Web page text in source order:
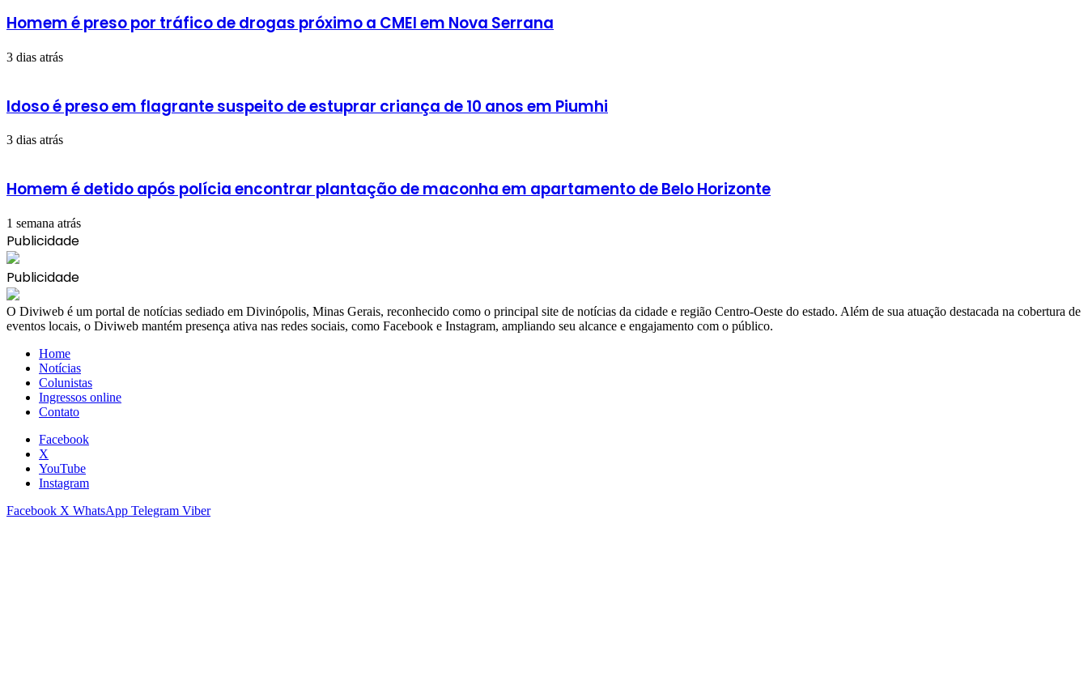
Homem é preso por tráfico de drogas próximo a CMEI em Nova Serrana
3 dias atrás
Idoso é preso em flagrante suspeito de estuprar criança de 10 anos em Piumhi
3 dias atrás
Homem é detido após polícia encontrar plantação de maconha em apartamento de Belo Horizonte
1 semana atrás
Publicidade
Publicidade
​O Diviweb é um portal de notícias sediado em Divinópolis, Minas Gerais, reconhecido como o principal site de notícias da cidade e região Centro-Oeste do estado. Além de sua atuação destacada na cobertura de
eventos locais, o Diviweb mantém presença ativa nas redes sociais, como Facebook e Instagram, ampliando seu alcance e engajamento com o público.
Home
Notícias
Colunistas
Ingressos online
Contato
Facebook
X
YouTube
Instagram
Facebook X WhatsApp Telegram Viber